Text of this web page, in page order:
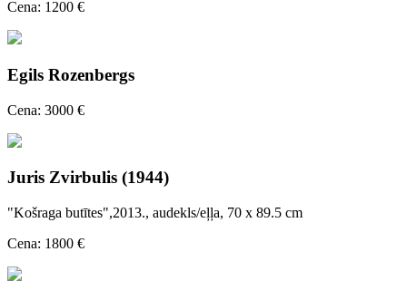
Cena: 1200 €
Egils Rozenbergs
Cena: 3000 €
Juris Zvirbulis (1944)
"Košraga butītes",2013., audekls/eļļa, 70 x 89.5 cm
Cena: 1800 €